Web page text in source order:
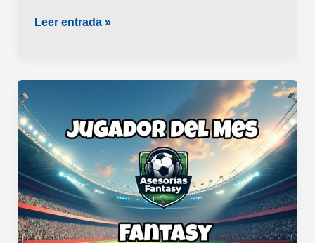
El
de
Marzo
Leer entrada »